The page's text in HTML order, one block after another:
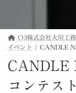
O3株式会社大川工
イベント
CANDLE
CANDLE
コンテス